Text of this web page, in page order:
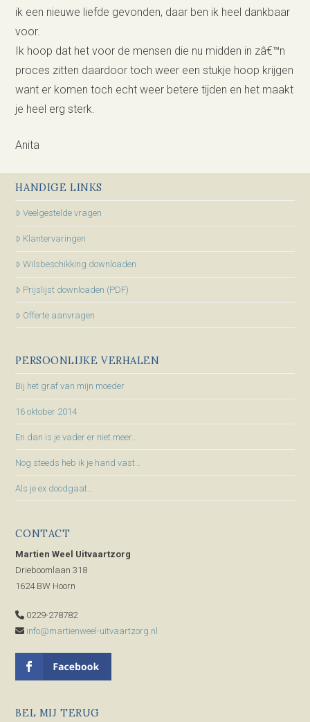
ik een nieuwe liefde gevonden, daar ben ik heel dankbaar
voor.
Ik hoop dat het voor de mensen die nu midden in zâ€™n
proces zitten daardoor toch weer een stukje hoop krijgen
want er komen toch echt weer betere tijden en het maakt
je heel erg sterk.
Anita
HANDIGE LINKS
Veelgestelde vragen
Klantervaringen
Wilsbeschikking downloaden
Prijslijst downloaden (PDF)
Offerte aanvragen
PERSOONLIJKE VERHALEN
Bij het graf van mijn moeder
16 oktober 2014
En dan is je vader er niet meer…
Nog steeds heb ik je hand vast…
Als je ex doodgaat…
CONTACT
Martien Weel Uitvaartzorg
Drieboomlaan 318
1624 BW Hoorn
0229-278782
info@martienweel-uitvaartzorg.nl
BEL MIJ TERUG